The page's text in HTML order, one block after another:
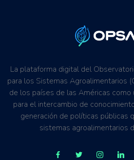
La plataforma digital del
para los Sistemas Agroalimentarios
de los países de las Américas
para el intercambio de
generación de políticas públicas
sistemas agroalimentarios